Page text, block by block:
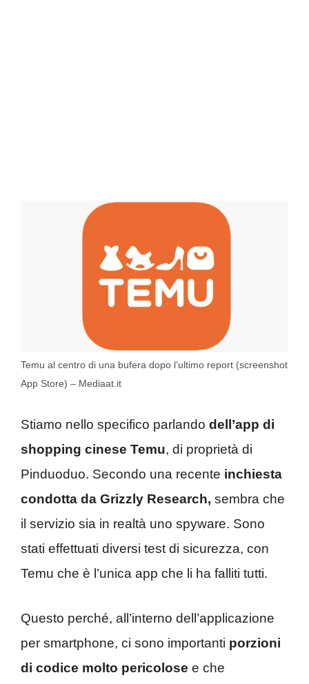
Temu al centro di una bufera dopo l’ultimo report (screenshot
App Store) – Mediaat.it
Stiamo nello specifico parlando dell’app di
shopping cinese Temu, di proprietà di
Pinduoduo. Secondo una recente inchiesta
condotta da Grizzly Research, sembra che
il servizio sia in realtà uno spyware. Sono
stati effettuati diversi test di sicurezza, con
Temu che è l’unica app che li ha falliti tutti.
Questo perché, all’interno dell’applicazione
per smartphone, ci sono importanti porzioni
di codice molto pericolose e che